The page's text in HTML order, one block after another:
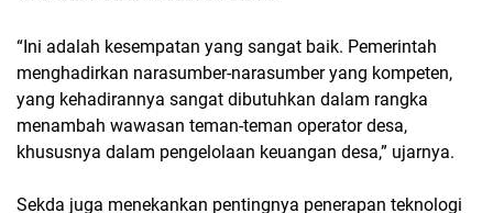
“Ini adalah kesempatan yang sangat baik. Pemerintah
menghadirkan narasumber-narasumber yang kompeten,
yang kehadirannya sangat dibutuhkan dalam rangka
menambah wawasan teman-teman operator desa,
khususnya dalam pengelolaan keuangan desa,” ujarnya.
Sekda juga menekankan pentingnya penerapan teknologi